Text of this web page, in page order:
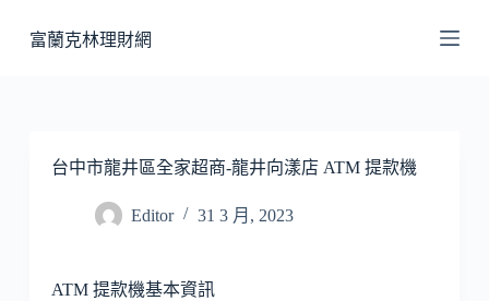
至
富蘭克林理財網
台中市龍井區全家超商-龍井向漾店 ATM 提款機
Editor 31 3 月, 2023
ATM 提款機基本資訊